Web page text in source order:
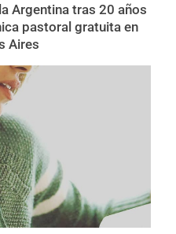
Argentina tras 20 años
pastoral gratuita en
Aires